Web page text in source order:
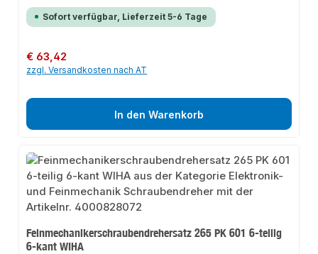
Sofort verfügbar, Lieferzeit 5-6 Tage
Regulärer Preis:
€ 63,42
zzgl. Versandkosten nach AT
In den Warenkorb
Feinmechanikerschraubendrehersatz 265 PK 601 6-teilig
6-kant WIHA